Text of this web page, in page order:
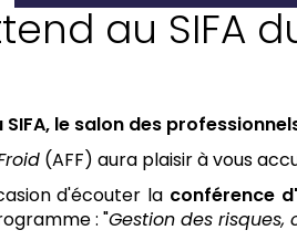
au SIFA
le salon des
(AFF) aura plaisir à vous
d'écouter la conférence
: "Gestion des